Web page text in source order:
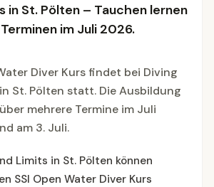
in St. Pölten – Tauchen lernen
im Juli 2026.
Diver Kurs findet bei Diving
St. Pölten statt. Die Ausbildung
mehrere Termine im Juli
am 3. Juli.
Limits in St. Pölten können
SSI Open Water Diver Kurs